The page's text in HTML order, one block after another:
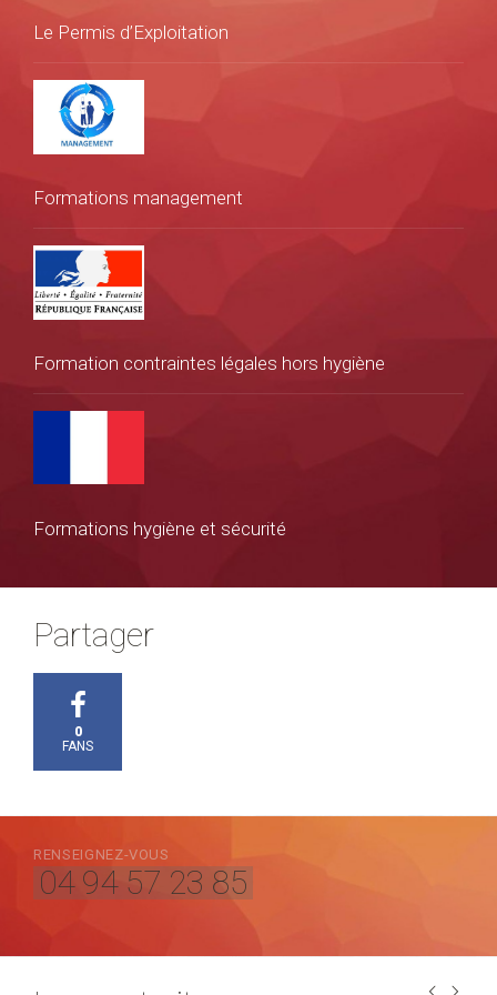
Le Permis d’Exploitation
Formations management
Formation contraintes légales hors hygiène
Formations hygiène et sécurité
Partager
0
FANS
RENSEIGNEZ-VOUS
04 94 57 23 85